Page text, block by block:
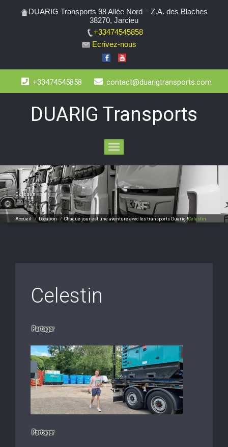
DUARIG Transports 98 Allée Nord – Z.A. des Blaches
38270, Jarcieu
+33474545858
Ecrivez-nous
+33474545858 contact@duarigtransports.com
DUARIG Transports
Toggle
navigation
Celestin
Accueil / Location/Chaque jour est une aventure avec les transports Duarig !Celestin
Celestin